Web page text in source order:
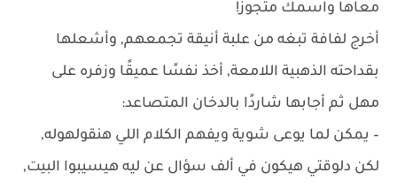
معاها واسمك متجوز!
أخرج لفافة تبغه من علبة أنيقة تجمعهم, وأشعلها
بقداحته الذهبية اللامعة, أخذ نفسًا عميقًا وزفره على
مهل ثم أجابها شاردًا بالدخان المتصاعد:
– يمكن لما يوعى شوية ويفهم الكلام اللي هنقولهوله,
لكن دلوقتي هيكون في ألف سؤال عن ليه هيسيبوا البيت,